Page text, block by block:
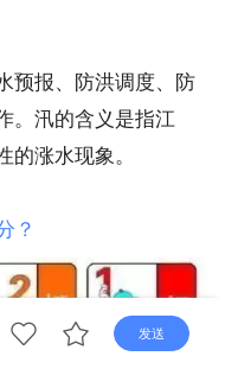
预报、防洪调度、防
。汛的含义是指江
涨水现象。
？
发送